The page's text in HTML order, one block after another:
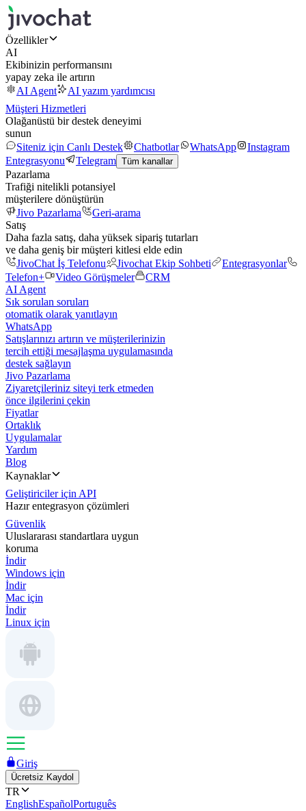
Özellikler
AI
Ekibinizin performansını
yapay zeka ile artırın
AI Agent
AI yazım yardımcısı
Müşteri Hizmetleri
Olağanüstü bir destek deneyimi
sunun
Siteniz için Canlı Destek
Chatbotlar WhatsApp
Instagram
Entegrasyonu
Telegram Tüm kanallar
Pazarlama
Trafiği nitelikli potansiyel
müşterilere dönüştürün
Jivo Pazarlama
Geri-arama
Satış
Daha fazla satış, daha yüksek sipariş tutarları
ve daha geniş bir müşteri kitlesi elde edin
JivoChat İş Telefonu
Jivochat Ekip Sohbeti
Entegrasyonlar
Telefon+
Video Görüşmeler
CRM
AI Agent
Sık sorulan soruları
otomatik olarak yanıtlayın
WhatsApp
Satışlarınızı artırın ve müşterilerinizin
tercih ettiği mesajlaşma uygulamasında
destek sağlayın
Jivo Pazarlama
Ziyaretçileriniz siteyi terk etmeden
önce ilgilerini çekin
Fiyatlar
Ortaklık
Uygulamalar
Yardım
Blog
Kaynaklar
Geliştiriciler için API
Hazır entegrasyon çözümleri
Güvenlik
Uluslararası standartlara uygun
koruma
İndir
Windows için
İndir
Mac için
İndir
Linux için
Giriş
Ücretsiz Kaydol
TR
EnglishEspañolPortuguês